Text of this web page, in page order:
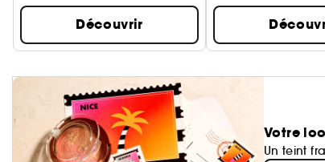
Découvrir
Votre
Un teint